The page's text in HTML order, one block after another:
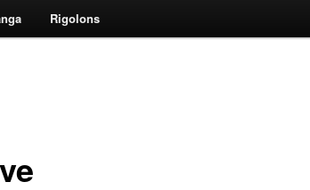
Rigolons